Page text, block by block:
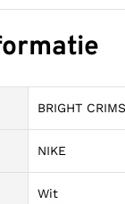
BRIGHT
NIKE
Wit